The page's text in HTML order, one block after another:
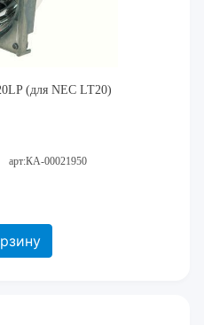
(для NEC LT20)
арт:КА-00021950